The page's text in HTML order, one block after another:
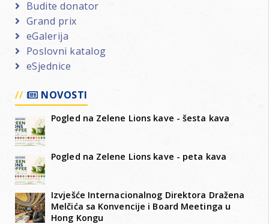
Budite donator
Grand prix
eGalerija
Poslovni katalog
eSjednice
NOVOSTI
Pogled na Zelene Lions kave - šesta kava
Pogled na Zelene Lions kave - peta kava
Izvješće Internacionalnog Direktora Dražena
Melčića sa Konvencije i Board Meetinga u
Hong Kongu